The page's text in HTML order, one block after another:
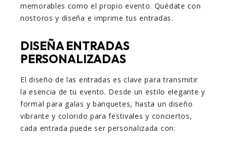
memorables como el propio evento. Quédate con
nostoros y diseña e imprime tus entradas.
DISEÑA ENTRADAS
PERSONALIZADAS
El diseño de las entradas es clave para transmitir
la esencia de tu evento. Desde un estilo elegante y
formal para galas y banquetes, hasta un diseño
vibrante y colorido para festivales y conciertos,
cada entrada puede ser personalizada con: